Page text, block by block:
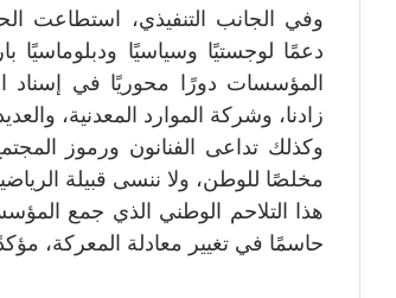
وفي الجانب التنفيذي، استطاعت
دعمًا لوجستيًا وسياسيًا
المؤسسات دورًا محوريًا في إسناد
زادنا، وشركة الموارد المعدنية،
وكذلك تداعى الفنانون ورموز
مخلصًا للوطن، ولا ننسى قبيلة
هذا التلاحم الوطني الذي جمع
حاسمًا في تغيير معادلة المعركة،